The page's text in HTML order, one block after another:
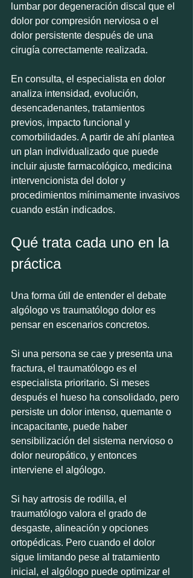
lumbar por degeneración discal que el
dolor por compresión nerviosa o el
dolor persistente después de una
cirugía correctamente realizada.
En consulta, el especialista en dolor
analiza intensidad, evolución,
desencadenantes, tratamientos
previos, impacto funcional y
comorbilidades. A partir de ahí plantea
un plan individualizado que puede
incluir ajuste farmacológico, medicina
intervencionista del dolor y
procedimientos mínimamente invasivos
cuando están indicados.
Qué trata cada uno en la
práctica
Una forma útil de entender el debate
algólogo vs traumatólogo dolor es
pensar en escenarios concretos.
Si una persona se cae y presenta una
fractura, el traumatólogo es el
especialista prioritario. Si meses
después el hueso ha consolidado, pero
persiste un dolor intenso, quemante o
incapacitante, puede haber
sensibilización del sistema nervioso o
dolor neuropático, y entonces
interviene el algólogo.
Si hay artrosis de rodilla, el
traumatólogo valora el grado de
desgaste, alineación y opciones
ortopédicas. Pero cuando el dolor
sigue limitando pese al tratamiento
inicial, el algólogo puede optimizar el